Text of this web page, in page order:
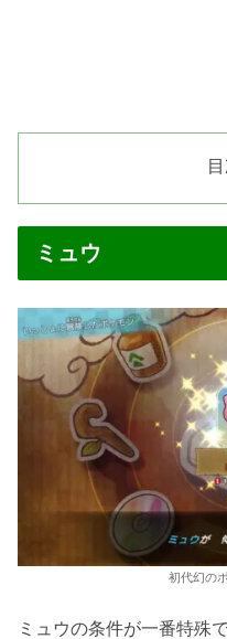
ミュウ
初代幻の
ミュウの条件が一番特殊